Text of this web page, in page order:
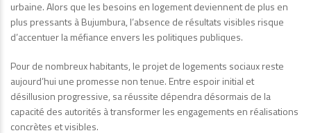
urbaine. Alors que les besoins en logement deviennent de plus en
plus pressants à Bujumbura, l’absence de résultats visibles risque
d’accentuer la méfiance envers les politiques publiques.
Pour de nombreux habitants, le projet de logements sociaux reste
aujourd’hui une promesse non tenue. Entre espoir initial et
désillusion progressive, sa réussite dépendra désormais de la
capacité des autorités à transformer les engagements en réalisations
concrètes et visibles.